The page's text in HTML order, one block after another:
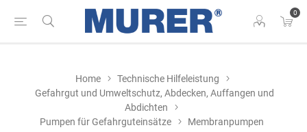
0
Home
Technische Hilfeleistung
Gefahrgut und Umweltschutz, Abdecken, Auffangen und
Abdichten
Pumpen für Gefahrguteinsätze
Membranpumpen